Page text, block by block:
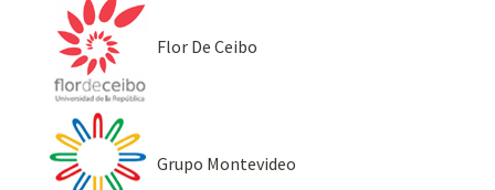
Flor De Ceibo
Grupo Montevideo